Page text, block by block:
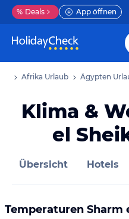
% Deals App öffnen
Afrika Urlaub Ägypten
Klima &
el
Übersicht Hotels
Temperaturen Sharm